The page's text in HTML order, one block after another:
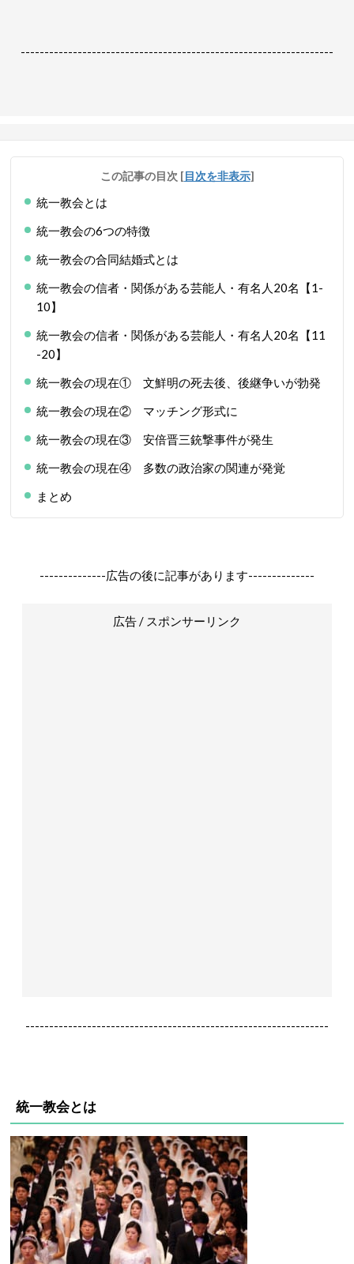
------------------------------------------------------------------
この記事の目次 [目次を非表示]
統一教会とは
統一教会の6つの特徴
統一教会の合同結婚式とは
統一教会の信者・関係がある芸能人・有名人20名【1-
10】
統一教会の信者・関係がある芸能人・有名人20名【11
-20】
統一教会の現在① 文鮮明の死去後、後継争いが勃発
統一教会の現在② マッチング形式に
統一教会の現在③ 安倍晋三銃撃事件が発生
統一教会の現在④ 多数の政治家の関連が発覚
まとめ
--------------広告の後に記事があります--------------
広告 / スポンサーリンク
----------------------------------------------------------------
統一教会とは